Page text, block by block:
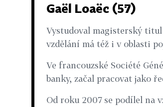
Gaël Loaëc (57)
Vystudoval magisterský
vzdělání má též i v oblasti
Ve francouzské Société
banky, začal pracovat jako
Od roku 2007 se podílel na